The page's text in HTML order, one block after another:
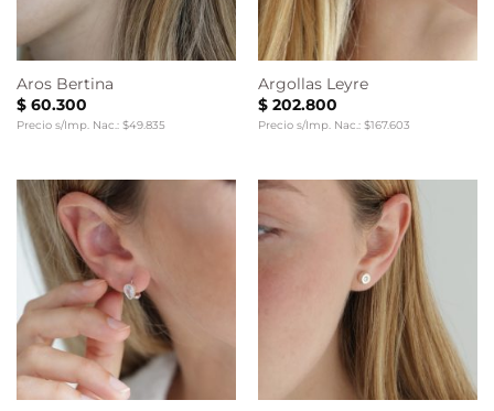
Aros Bertina
$60.300
Precio s/Imp. Nac.: $49.835
Argollas Leyre
$202.800
Precio s/Imp. Nac.: $167.603